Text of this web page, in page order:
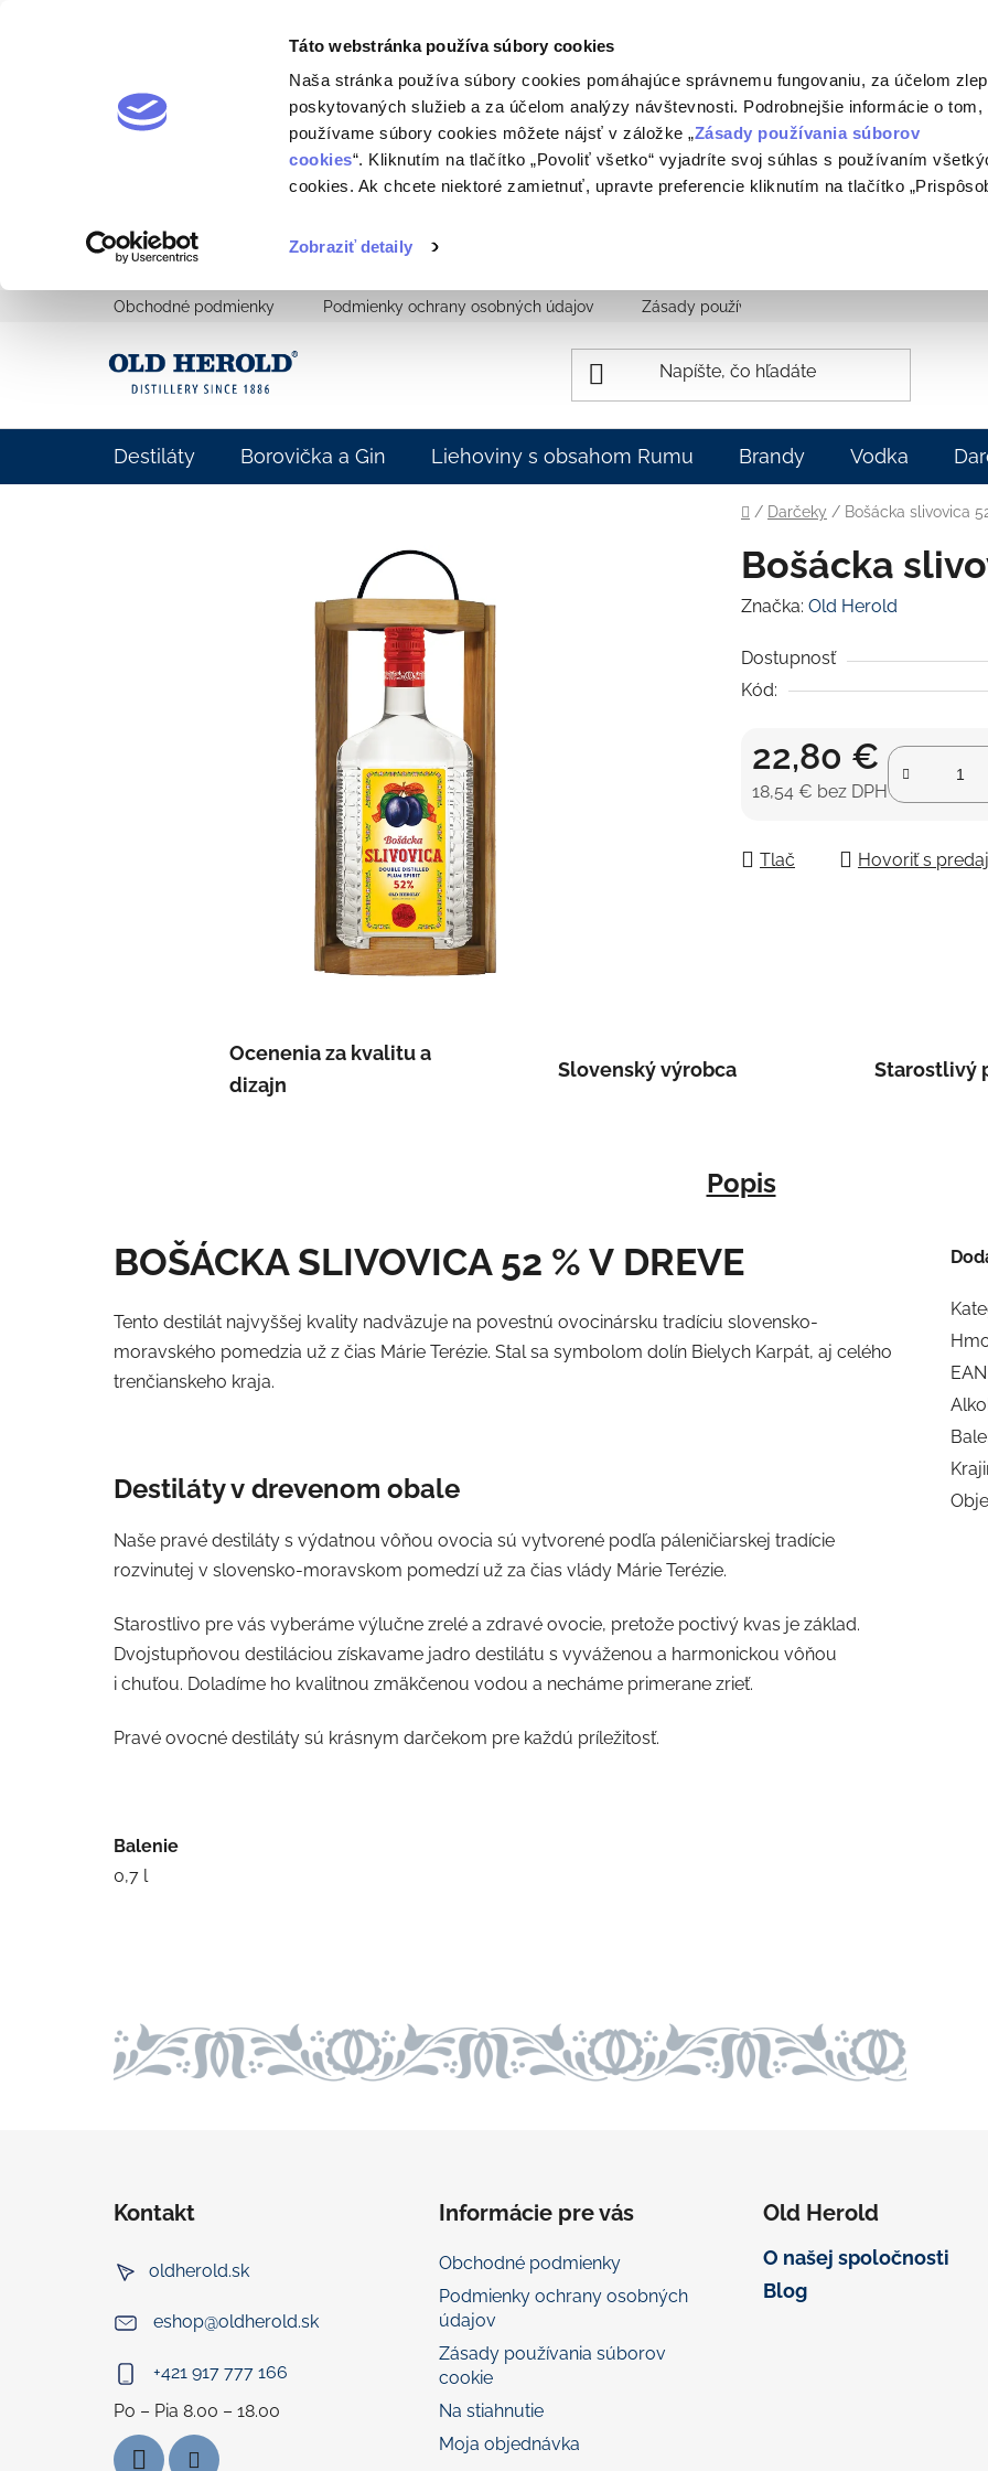
Táto webstránka používa súbory cookies
Naša stránka používa súbory cookies pomáhajúce správnemu fungovaniu, za účelom
poskytovaných služieb a za účelom analýzy návštevnosti. Podrobnejšie informácie o tom,
používame súbory cookies môžete nájsť v záložke „Zásady používania súborov
cookies“. Kliknutím na tlačítko „Povoliť všetko“ vyjadríte svoj súhlas s používaním
cookies. Ak chcete niektoré zamietnuť, upravte preferencie kliknutím na tlačítko
Zobraziť detaily
Obchodné podmienky Podmienky ochrany osobných údajov Zásady používania súborov cookie
Destiláty Borovička a Gin Liehoviny s obsahom Rumu Brandy Vodka
Domov
/ Darčeky / Bošácka slivovica
Bošácka
Značka: Old Herold
Dostupnosť
Kód:
22,80 €
18,54 € bez DPH
Tlač Hovoriť s
Ocenenia za kvalitu a
dizajn
Slovenský výrobca Starostlivý
Popis
BOŠÁCKA SLIVOVICA 52 % V DREVE
Tento destilát najvyššej kvality nadväzuje na povestnú ovocinársku tradíciu slovensko-
moravského pomedzia už z čias Márie Terézie. Stal sa symbolom dolín Bielych Karpát, aj celého
trenčianskeho kraja.
Destiláty v drevenom obale
Naše pravé destiláty s výdatnou vôňou ovocia sú vytvorené podľa páleničiarskej tradície
rozvinutej v slovensko-moravskom pomedzí už za čias vlády Márie Terézie.
Starostlivo pre vás vyberáme výlučne zrelé a zdravé ovocie, pretože poctivý kvas je základ.
Dvojstupňovou destiláciou získavame jadro destilátu s vyváženou a harmonickou vôňou
i chuťou. Doladíme ho kvalitnou zmäkčenou vodou a necháme primerane zrieť.
Pravé ovocné destiláty sú krásnym darčekom pre každú príležitosť.
Balenie
0,7 l
EAN
Kontakt
oldherold.sk
eshop@oldherold.sk
+421 917 777 166
Informácie pre vás
Obchodné podmienky
Podmienky ochrany osobných
údajov
Zásady používania súborov
cookie
Na stiahnutie
Moja objednávka
Old Herold
O našej spoločnosti
Blog